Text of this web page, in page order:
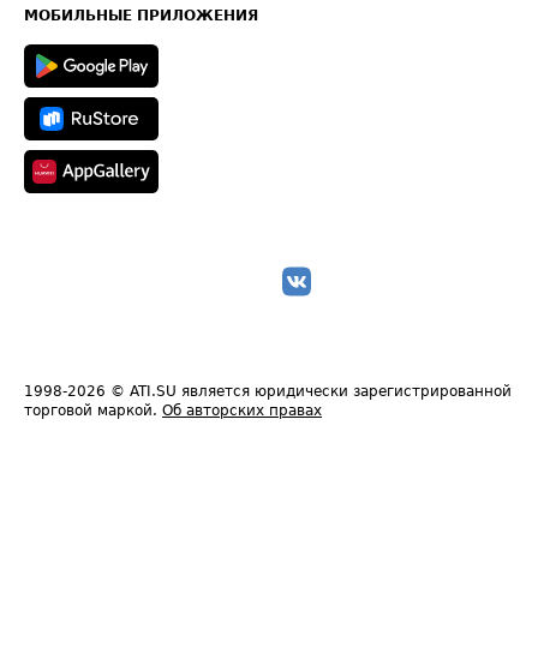
Техническая информация
МОБИЛЬНЫЕ ПРИЛОЖЕНИЯ
1998-2026 © ATI.SU является юридически зарегистрированной
торговой маркой. Об авторских правах